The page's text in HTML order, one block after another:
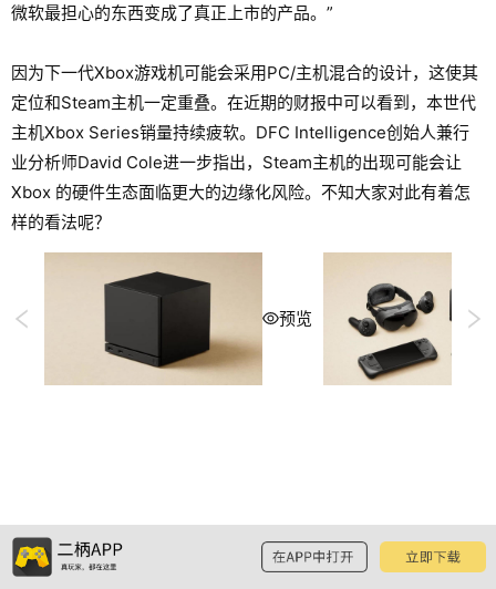
微软最担心的东西变成了真正上市的产品。”
因为下一代Xbox游戏机可能会采用PC/主机混合的设计，这使其
定位和Steam主机一定重叠。在近期的财报中可以看到，本世代
主机Xbox Series销量持续疲软。DFC Intelligence创始人兼行
业分析师David Cole进一步指出，Steam主机的出现可能会让
Xbox 的硬件生态面临更大的边缘化风险。不知大家对此有着怎
样的看法呢？
预览